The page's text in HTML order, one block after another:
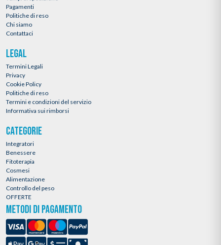
Pagamenti
Politiche di reso
Chi siamo
Contattaci
LEGAL
Termini Legali
Privacy
Cookie Policy
Politiche di reso
Termini e condizioni del servizio
Informativa sui rimborsi
CATEGORIE
Integratori
Benessere
Fitoterapia
Cosmesi
Alimentazione
Controllo del peso
OFFERTE
METODI DI PAGAMENTO